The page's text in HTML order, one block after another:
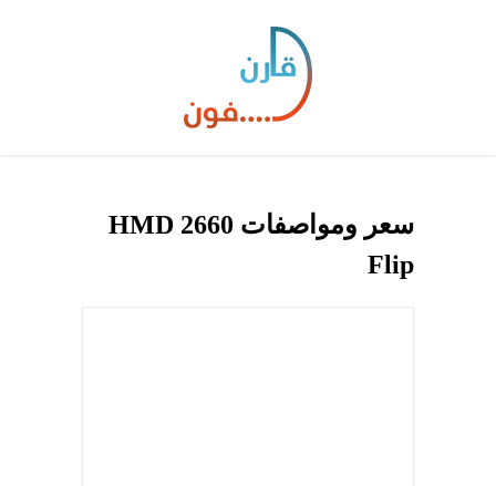
سعر ومواصفات HMD 2660
Flip